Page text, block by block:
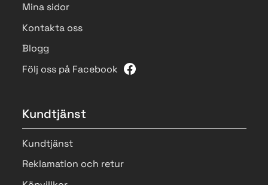
Mina sidor
Kontakta oss
Blogg
Följ oss på Facebook
Kundtjänst
Kundtjänst
Reklamation och retur